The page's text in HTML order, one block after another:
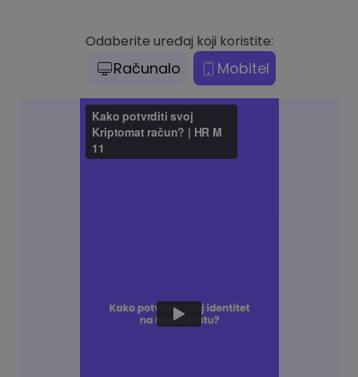
Odaberite uređaj koji koristite:
Računalo Mobitel